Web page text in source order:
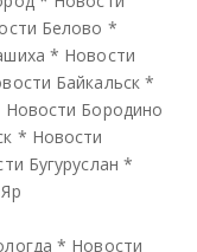
Белово *
* Новости
Байкальск*
Новости Бородино
* Новости
Бугуруслан *
* Новости